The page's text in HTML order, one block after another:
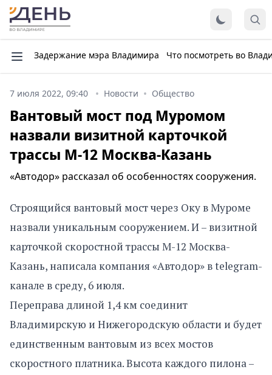
Задержание мэра Владимира Что посмотреть во
7 июля 2022, 09:40 Новости Общество
Вантовый мост под Муромом
назвали визитной карточкой
трассы М-12 Москва-Казань
«Автодор» рассказал об особенностях сооружения.
Строящийся вантовый мост через Оку в Муроме
назвали уникальным сооружением. И – визитной
карточкой скоростной трассы М-12 Москва-
Казань, написала компания «Автодор» в telegram-
канале в среду, 6 июля.
Переправа длиной 1,4 км соединит
Владимирскую и Нижегородскую области и будет
единственным вантовым из всех мостов
скоростного платника. Высота каждого пилона –